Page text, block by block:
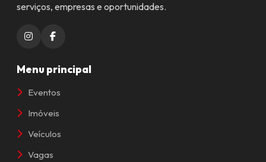
serviços, empresas e oportunidades.
Menu principal
Eventos
Imóveis
Veículos
Vagas